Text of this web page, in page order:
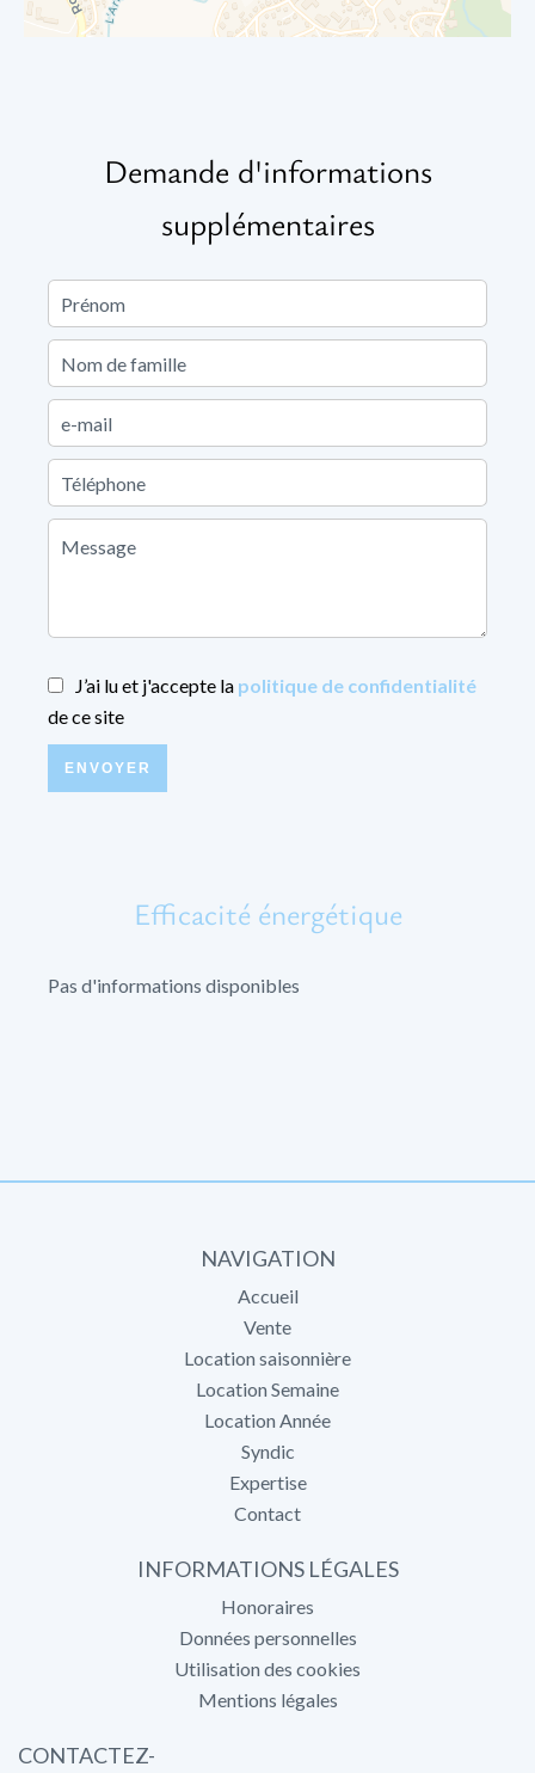
Demande d'informations
supplémentaires
J’ai lu et j'accepte la politique de confidentialité
de ce site
ENVOYER
Efficacité énergétique
Pas d'informations disponibles
NAVIGATION
Accueil
Vente
Location saisonnière
Location Semaine
Location Année
Syndic
Expertise
Contact
INFORMATIONS LÉGALES
Honoraires
Données personnelles
Utilisation des cookies
Mentions légales
CONTACTEZ-